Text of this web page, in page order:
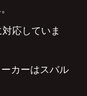
応していま
カーはスバル